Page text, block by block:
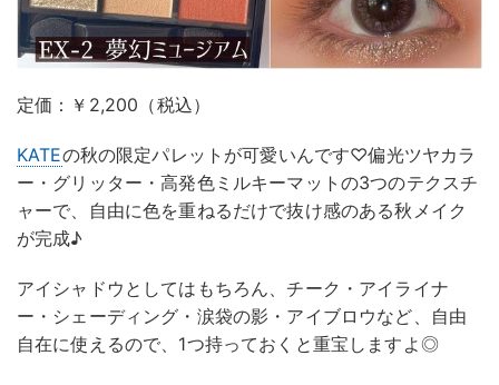
定価：￥2,200（税込）
KATEの秋の限定パレットが可愛いんです♡偏光ツヤカラ
ー・グリッター・高発色ミルキーマットの3つのテクスチ
ャーで、自由に色を重ねるだけで抜け感のある秋メイク
が完成♪
アイシャドウとしてはもちろん、チーク・アイライナ
ー・シェーディング・涙袋の影・アイブロウなど、自由
自在に使えるので、1つ持っておくと重宝しますよ◎